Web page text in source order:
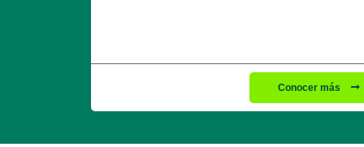
Conocer más